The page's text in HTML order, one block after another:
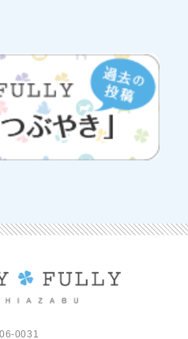
0031